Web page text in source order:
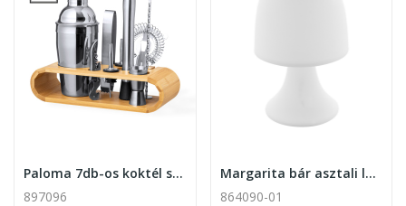
Paloma 7db-os koktél szett , ezüst
897096
Margarita bár asztali lámpa , lámpa
864090-01